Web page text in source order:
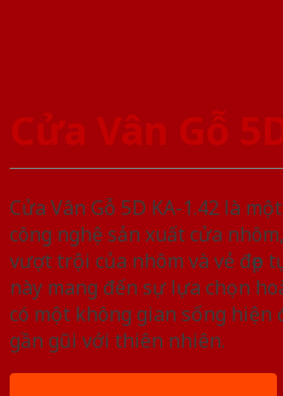
Cửa Vân Gỗ
Cửa Vân Gỗ 5D KA-1.42 là
công nghệ sản xuất cửa
vượt trội của nhôm và vẻ đẹp
này mang đến sự lựa chọn
có một không gian sống hiện
gần gũi với thiên nhiên.